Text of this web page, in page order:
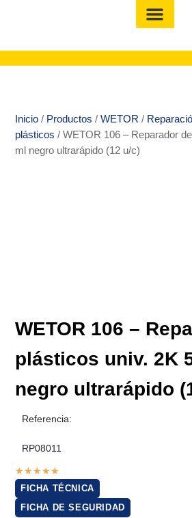
Inicio / Productos / WETOR /
plásticos / WETOR 106 – Reparador
ml negro ultrarápido (12 u/c)
WETOR 106 –
plásticos univ. 2K
negro ultrarápido
Referencia:
RP08011
★★★★★
FICHA TÉCNICA
FICHA DE SEGURIDAD